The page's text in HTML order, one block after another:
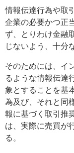
情報伝達行為や取
企業の必要かつ正
ず、とりわけ金融
じないよう、十分
そのためには、イ
るような情報伝達
象とすることを基
為及び、それと同
報に基づく取引推
は、実際に売買が
る。